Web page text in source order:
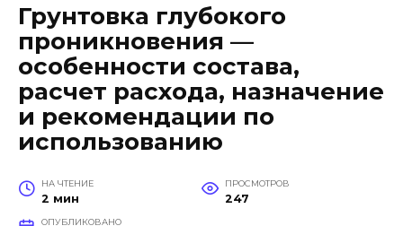
Грунтовка глубокого
проникновения —
особенности состава,
расчет расхода, назначение
и рекомендации по
использованию
НА ЧТЕНИЕ
2 мин
ПРОСМОТРОВ
247
ОПУБЛИКОВАНО